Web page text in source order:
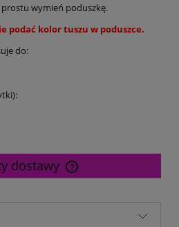
prostu wymień poduszkę.
podać kolor tuszu w poduszce.
do:
dostawy
kosztów płatności